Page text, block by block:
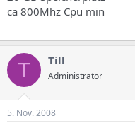
ca 800Mhz Cpu min
T Till
Administrator
5. Nov. 2008